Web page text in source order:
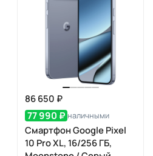
86 650 ₽
77 990 ₽ наличными
Смартфон Google Pixel
10 Pro XL, 16/256 ГБ,